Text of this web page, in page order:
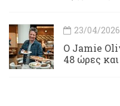
23/04/2026
Ο Jamie
48 ώρες